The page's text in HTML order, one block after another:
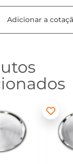
Adicionar a